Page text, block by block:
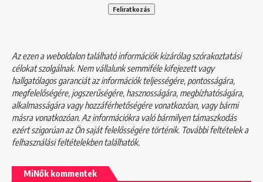
Az ezen a weboldalon található információk kizárólag szórakoztatási
célokat szolgálnak. Nem vállalunk semmiféle kifejezett vagy
hallgatólagos garanciát az információk teljességére, pontosságára,
megfelelőségére, jogszerűségére, hasznosságára, megbízhatóságára,
alkalmasságára vagy hozzáférhetőségére vonatkozóan, vagy bármi
másra vonatkozóan. Az információkra való bármilyen támaszkodás
ezért szigorúan az Ön saját felelősségére történik. További feltételek a
felhasználási feltételekbentalálhatók.
MiNők kommentek